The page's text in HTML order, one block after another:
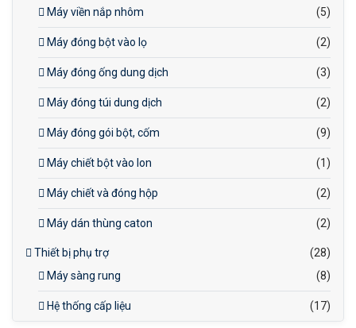
Máy viền nắp nhôm (5)
Máy đóng bột vào lọ (2)
Máy đóng ống dung dịch (3)
Máy đóng túi dung dịch (2)
Máy đóng gói bột, cốm (9)
Máy chiết bột vào lon (1)
Máy chiết và đóng hộp (2)
Máy dán thùng caton (2)
Thiết bị phụ trợ
(28)
Máy sàng rung
(8)
Hệ thống cấp liệu (17)